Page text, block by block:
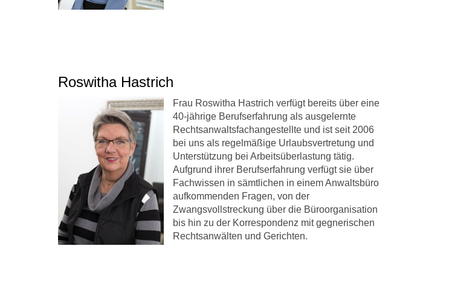
Roswitha Hastrich
Frau Roswitha Hastrich verfügt bereits über eine
40-jährige Berufserfahrung als ausgelernte
Rechtsanwaltsfachangestellte und ist seit 2006
bei uns als regelmäßige Urlaubsvertretung und
Unterstützung bei Arbeitsüberlastung tätig.
Aufgrund ihrer Berufserfahrung verfügt sie über
Fachwissen in sämtlichen in einem Anwaltsbüro
aufkommenden Fragen, von der
Zwangsvollstreckung über die Büroorganisation
bis hin zu der Korrespondenz mit gegnerischen
Rechtsanwälten und Gerichten.